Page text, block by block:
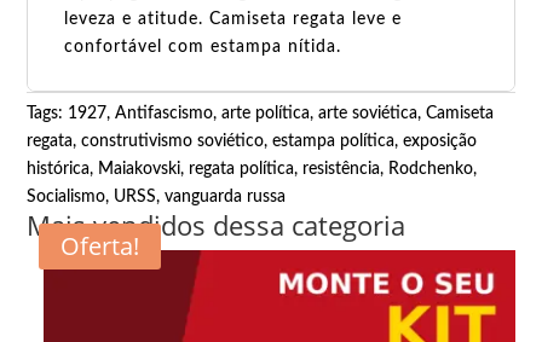
leveza e atitude. Camiseta regata leve e
confortável com estampa nítida.
Tags: 1927,Antifascismo,arte política,arte soviética,Camiseta
regata,construtivismo soviético,estampa política,exposição
histórica, Maiakovski, regata política, resistência, Rodchenko,
Socialismo, URSS,vanguarda russa
Mais vendidos dessa categoria
Oferta!